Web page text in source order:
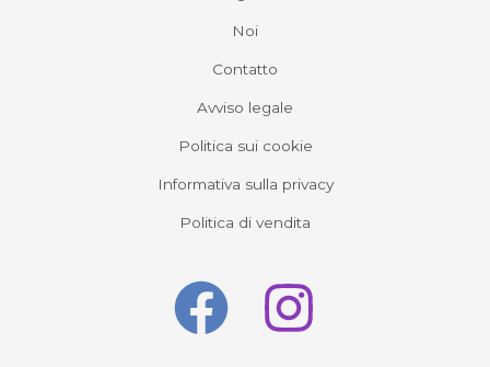
Noi
Contatto
Avviso legale
Politica sui cookie
Informativa sulla privacy
Politica di vendita